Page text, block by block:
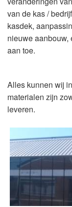
van de kas /
kasdek,
nieuwe aanbouw,
aan toe.
Alles kunnen wij
materialen zijn
leveren.